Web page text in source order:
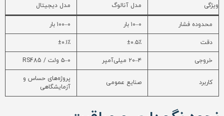
ویژگی مدل آنالوگ مدل دیجیتال
محدوده فشار ۰–۱۰ بار ۰–۱۰۰ بار
دقت ±۰.۵٪ ±۰.۱٪
خروجی ۴–۲۰ میلی‌آمپر ۰–۵ ولت / RS485
کاربرد صنایع عمومی
پروژه‌های حساس و
آزمایشگاهی